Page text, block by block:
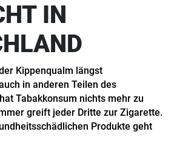
IN
Kippenqualm längst
in anderen Teilen des
Tabakkonsum nichts mehr zu
greift jeder Dritte zur Zigarette.
Produkte geht